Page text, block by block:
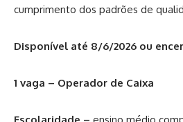
cumprimento dos padrões de
Disponível até 8/6/2026 ou
1 vaga – Operador de Caixa